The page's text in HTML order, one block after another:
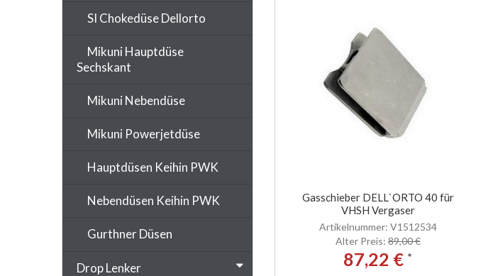
Gasschieber DELL`ORTO 40 für
VHSH Vergaser
Artikelnummer: V1512534
Alter Preis:89,00 €
87,22 € *
SI Chokedüse Dellorto
Mikuni Hauptdüse
Sechskant
Mikuni Nebendüse
Mikuni Powerjetdüse
Hauptdüsen Keihin PWK
Nebendüsen Keihin PWK
Gurthner Düsen
Drop Lenker